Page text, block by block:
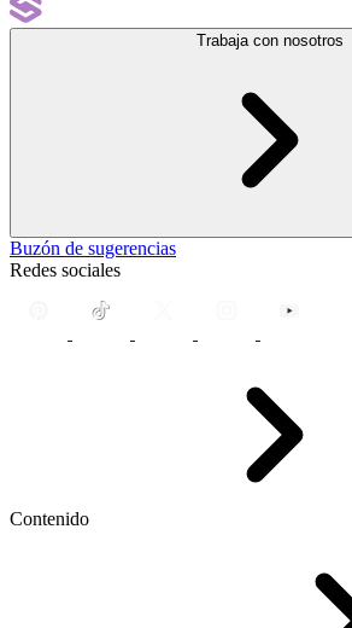
Trabaja con nosotros
Buzón de sugerencias
Redes sociales
Contenido